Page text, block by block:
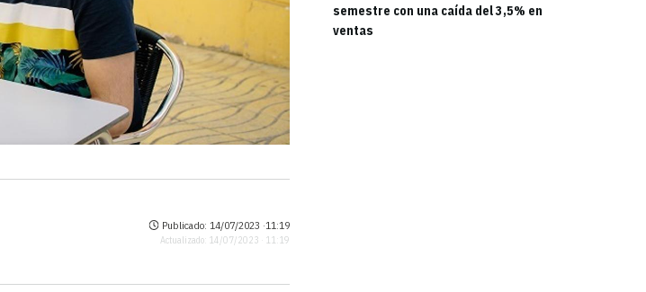
semestre con una caída del 3,5% en
ventas
Publicado: 14/07/2023 ·11:19
Actualizado: 14/07/2023 · 11:19